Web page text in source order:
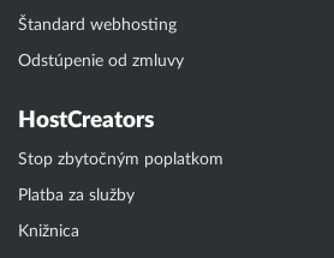
Štandard webhosting
Odstúpenie od zmluvy
HostCreators
Stop zbytočným poplatkom
Platba za služby
Knižnica